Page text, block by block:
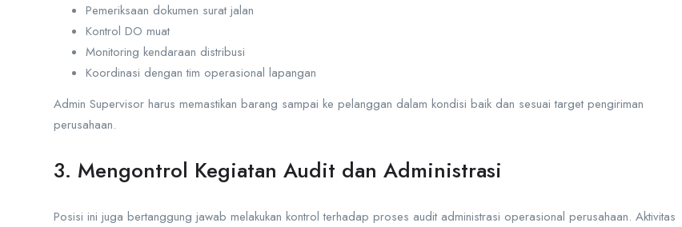
Pemeriksaan dokumen surat jalan
Kontrol DO muat
Monitoring kendaraan distribusi
Koordinasi dengan tim operasional lapangan
Admin Supervisor harus memastikan barang sampai ke pelanggan dalam kondisi baik dan sesuai target pengiriman
perusahaan.
3. Mengontrol Kegiatan Audit dan Administrasi
Posisi ini juga bertanggung jawab melakukan kontrol terhadap proses audit administrasi operasional perusahaan. Aktivitas